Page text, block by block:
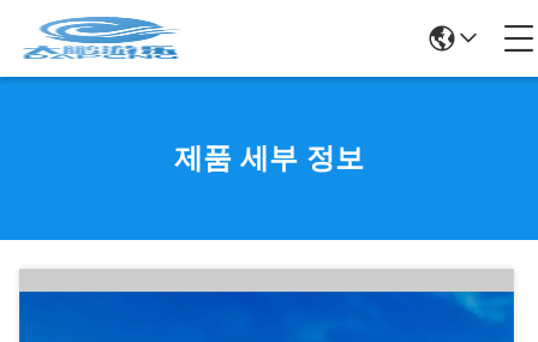
제품 세부 정보